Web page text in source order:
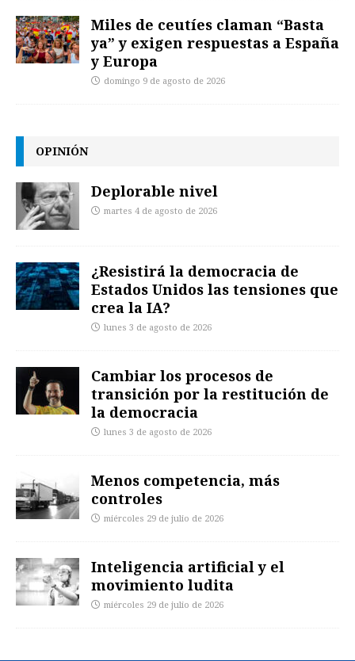
Miles de ceutíes claman “Basta
ya” y exigen respuestas a España
y Europa
domingo 9 de agosto de 2026
OPINIÓN
Deplorable nivel
martes 4 de agosto de 2026
¿Resistirá la democracia de
Estados Unidos las tensiones que
crea la IA?
lunes 3 de agosto de 2026
Cambiar los procesos de
transición por la restitución de
la democracia
lunes 3 de agosto de 2026
Menos competencia, más
controles
miércoles 29 de julio de 2026
Inteligencia artificial y el
movimiento ludita
miércoles 29 de julio de 2026